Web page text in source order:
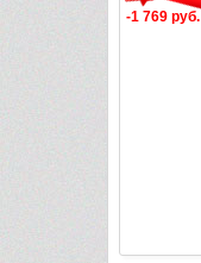
-1 769 руб.